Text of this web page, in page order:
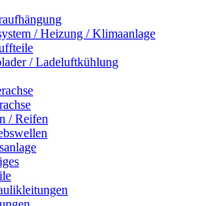
/ Heizung / Klimaanlage
/ Ladeluftkühlung
/ Reifen